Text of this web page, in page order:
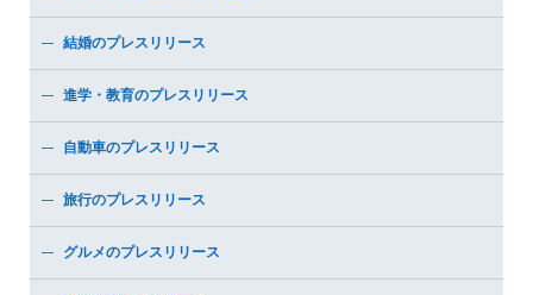
結婚のプレスリリース
進学・教育のプレスリリース
自動車のプレスリリース
旅行のプレスリリース
グルメのプレスリリース